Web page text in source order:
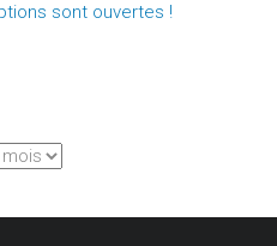
sont ouvertes !